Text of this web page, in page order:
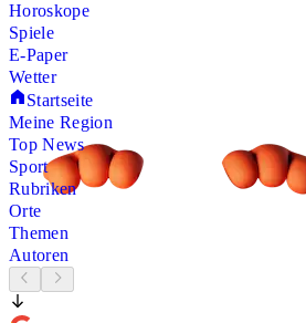
Horoskope
Spiele
E-Paper
Wetter
Startseite
Meine Region
Top News
Sport
Rubriken
Orte
Themen
Autoren